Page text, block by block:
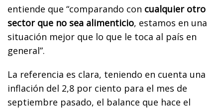
entiende que “comparando con cualquier otro
sector que no sea alimenticio, estamos en una
situación mejor que lo que le toca al país en
general”.
La referencia es clara, teniendo en cuenta una
inflación del 2,8 por ciento para el mes de
septiembre pasado, el balance que hace el